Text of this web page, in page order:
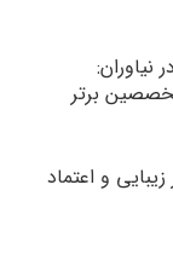
برتر
و اعتماد